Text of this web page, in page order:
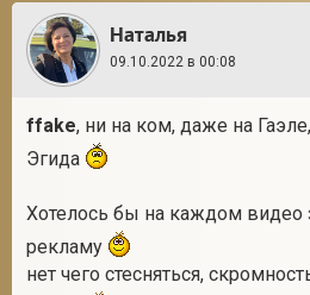
Наталья
09.10.2022 в 00:08
ffake, ни на ком, даже на
Эгида
Хотелось бы на каждом видео
рекламу
нет чего стесняться,